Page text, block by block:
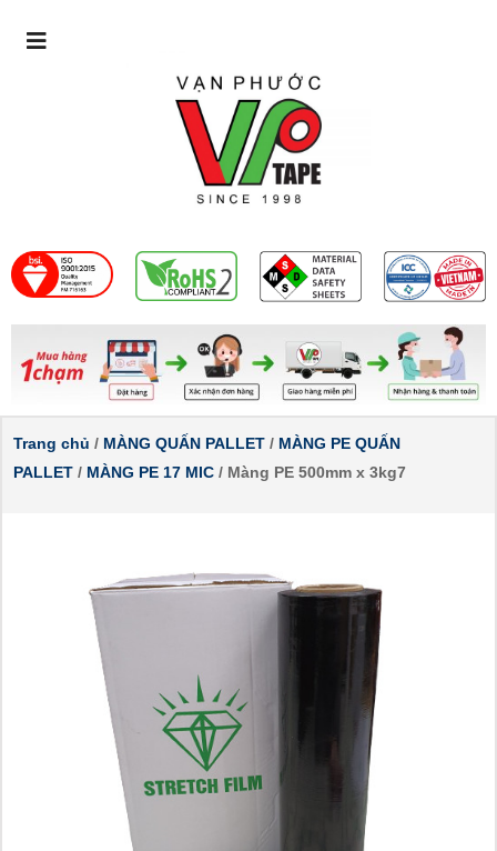
Trang chủ / MÀNG QUẤN PALLET / MÀNG PE QUẤN
PALLET / MÀNG PE 17 MIC / Màng PE 500mm x 3kg7